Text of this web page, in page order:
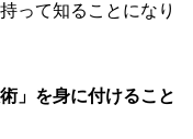
って知ることになり
」を身に付けること